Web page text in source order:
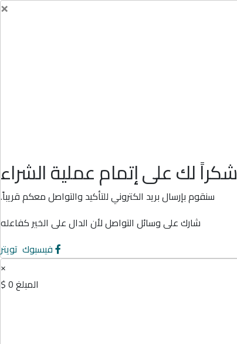
×
شكراً لك على إتمام عملية الشراء
سنقوم بإرسال بريد الكتروني للتأكيد والتواصل معكم قريباً.
شارك على وسائل التواصل لأن الدال على الخير كفاعله
فيسبوك تويتر
×
المبلغ0 $